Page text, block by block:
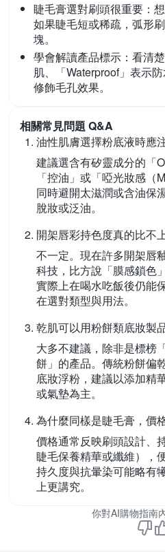
睫毛膏選對刷頭很重要：
如果睫毛短或稀疏，弧形
塊。
學會解讀產品標示： 看清
肌、「Waterproof」表示
修飾毛孔效果。
相關常見問題 Q&A
油性肌膚選擇粉底液時應
建議選含有矽靈成分的「
「控油」或「啞光妝感（
同時避開太滋潤或含油保
脫妝或泛油。
開架唇彩持色度真的比不
不一定。現在許多開架唇
科技，比方說「膜感鎖色
實際上在喝水吃飯後仍能
在選對類型與用法。
乾肌可以用粉餅類底妝製
大多不建議，除非是標榜
餅」的產品。傳統粉餅偏
底妝浮粉，建議以添加精
或氣墊為主。
為什麼同樣是睫毛膏，價
價格通常反映刷頭設計、
睫毛保養精華或纖維），
持久度與抗暈染可能略有
上更講究。
你對AI購物指南